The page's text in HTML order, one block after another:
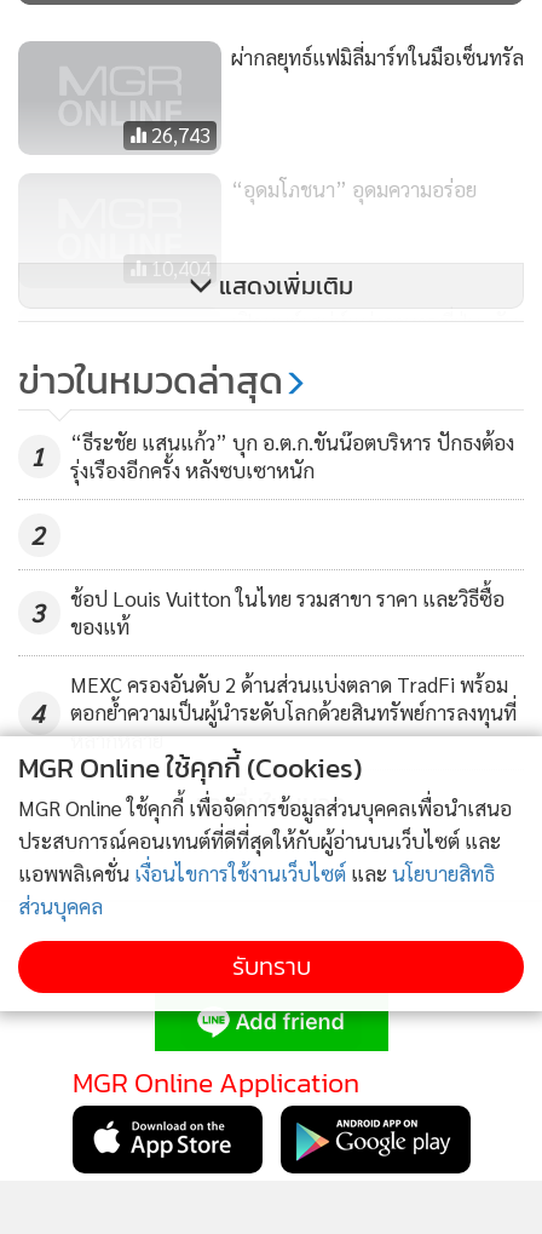
26,743
ผ่ากลยุทธ์แฟมิลี่มาร์ทในมือเซ็นทรัล
10,404
“อุดมโภชนา” อุดมความอร่อย
7,866
เปิดมนต์เสน่ห์แห่งอาหารญี่ปุ่น...รับ
สุดๆ
แสดงเพิ่มเติม
ข่าวในหมวดล่าสุด
1
“ธีระชัย แสนแก้ว” บุก อ.ต.ก.ขันน๊อตบริหาร ปักธงต้อง
รุ่งเรืองอีกครั้ง หลังซบเซาหนัก
2
3
ช้อป Louis Vuitton ในไทย รวมสาขา ราคา และวิธีซื้อ
ของแท้
4
MEXC ครองอันดับ 2 ด้านส่วนแบ่งตลาด TradFi พร้อม
ตอกย้ำความเป็นผู้นำระดับโลกด้วยสินทรัพย์การลงทุนที่
หลากหลาย
ข่าวอื่นในหมวด
ติดตามข่าวสารผ่านทาง LINE
MGR Online Application
MGR Online ใช้คุกกี้ (Cookies)
MGR Online ใช้คุกกี้ เพื่อจัดการข้อมูลส่วนบุคคลเพื่อนำเสนอ
ประสบการณ์คอนเทนต์ที่ดีที่สุดให้กับผู้อ่านบนเว็บไซต์ และ
แอพพลิเคชั่น เงื่อนไขการใช้งานเว็บไซต์ และ นโยบายสิทธิ
ส่วนบุคคล
รับทราบ